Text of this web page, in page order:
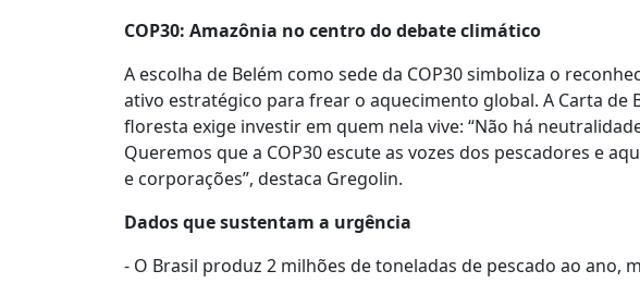
COP30: Amazônia no centro do debate climático
A escolha de Belém como sede da COP30 simboliza o
ativo estratégico para frear o aquecimento global. A Carta de
floresta exige investir em quem nela vive: “Não há
Queremos que a COP30 escute as vozes dos pescadores e
e corporações”, destaca Gregolin.
Dados que sustentam a urgência
- O Brasil produz 2 milhões de toneladas de pescado ao ano,